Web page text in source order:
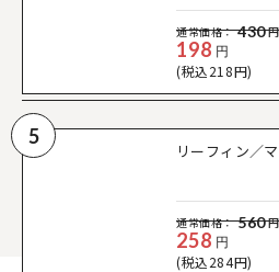
通常価格： 430
198 円
(税込218円)
5
リーフィン／
通常価格： 560
258 円
(税込284円)